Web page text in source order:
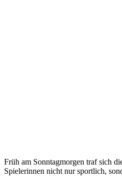
Früh am Sonntagmorgen traf sich
Spielerinnen nicht nur sportlich,